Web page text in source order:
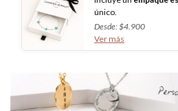
único.
Desde: $4.900
Ver más